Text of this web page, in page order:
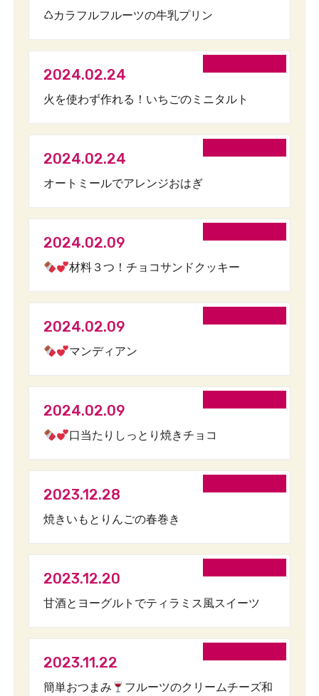
♺カラフルフルーツの牛乳プリン
2024.02.24
火を使わず作れる！いちごのミニタルト
2024.02.24
オートミールでアレンジおはぎ
2024.02.09
材料３つ！チョコサンドクッキー
2024.02.09
マンディアン
2024.02.09
口当たりしっとり焼きチョコ
2023.12.28
焼きいもとりんごの春巻き
2023.12.20
甘酒とヨーグルトでティラミス風スイーツ
2023.11.22
簡単おつまみ
フルーツのクリームチーズ和